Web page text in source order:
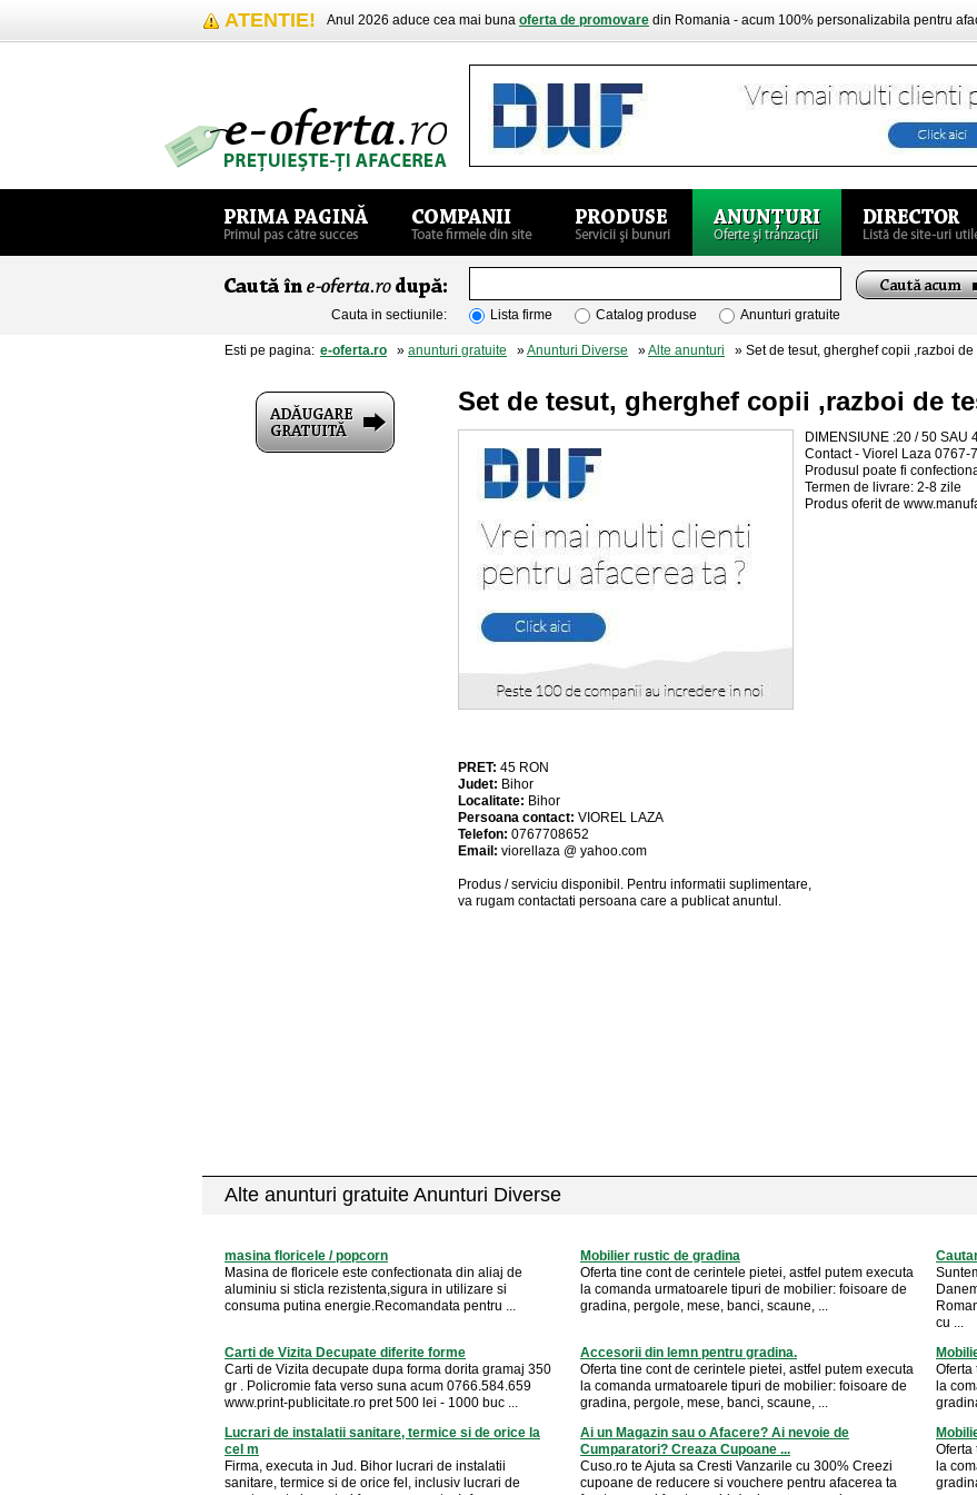
ATENTIE! Anul 2026 aduce cea mai buna oferta de promovare din Romania - acum 100% personalizabila pentru
Cauta in sectiunile: Lista firme Catalog produse Anunturi gratuite
Esti pe pagina: e-oferta.ro » anunturi gratuite »Anunturi Diverse »Alte anunturi » Set de tesut, gherghef copii ,razboi de
Set de tesut, gherghef copii ,razboi de
DIMENSIUNE :20 / 50 SAU
Contact - Viorel Laza 0767-
Produsul poate fi
Termen de livrare: 2-8 zile
Produs oferit de
PRET: 45 RON
Judet: Bihor
Localitate: Bihor
Persoana contact: VIOREL LAZA
Telefon: 0767708652
Email: viorellaza @ yahoo.com
Produs / serviciu disponibil . Pentru informatii suplimentare,
va rugam contactati persoana care a publicat anuntul.
Alte anunturi gratuite Anunturi Diverse
masina floricele / popcorn
Masina de floricele este confectionata din aliaj de
aluminiu si sticla rezistenta,sigura in utilizare si
consuma putina energie.Recomandata pentru ...
Mobilier rustic de gradina
Oferta tine cont de cerintele pietei, astfel putem executa
la comanda urmatoarele tipuri de mobilier: foisoare de
gradina, pergole, mese, banci, scaune, ...
cu ...
Carti de Vizita Decupate diferite forme
Carti de Vizita decupate dupa forma dorita gramaj 350
gr . Policromie fata verso suna acum 0766.584.659
www.print-publicitate.ro pret 500 lei - 1000 buc ...
Accesorii din lemn pentru gradina.
Oferta tine cont de cerintele pietei, astfel putem executa
la comanda urmatoarele tipuri de mobilier: foisoare de
gradina, pergole, mese, banci, scaune, ...
Oferta
la
Lucrari de instalatii sanitare, termice si de orice la
cel m
Firma, executa in Jud. Bihor lucrari de instalatii
sanitare, termice si de orice fel, inclusiv lucrari de
Ai un Magazin sau o Afacere? Ai nevoie de
Cumparatori? Creaza Cupoane ...
Cuso.ro te Ajuta sa Cresti Vanzarile cu 300% Creezi
cupoane de reducere si vouchere pentru afacerea ta
Oferta
la